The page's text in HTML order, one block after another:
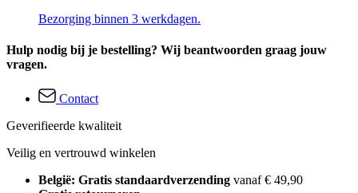
Bezorging binnen 3 werkdagen.
Hulp nodig bij je bestelling? Wij beantwoorden graag jouw
vragen.
Contact
Geverifieerde kwaliteit
Veilig en vertrouwd winkelen
België: Gratis standaardverzending vanaf € 49,90